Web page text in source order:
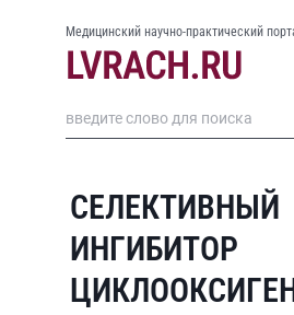
Медицинский научно-практический
СЕЛЕКТИВНЫЙ
ИНГИБИТОР